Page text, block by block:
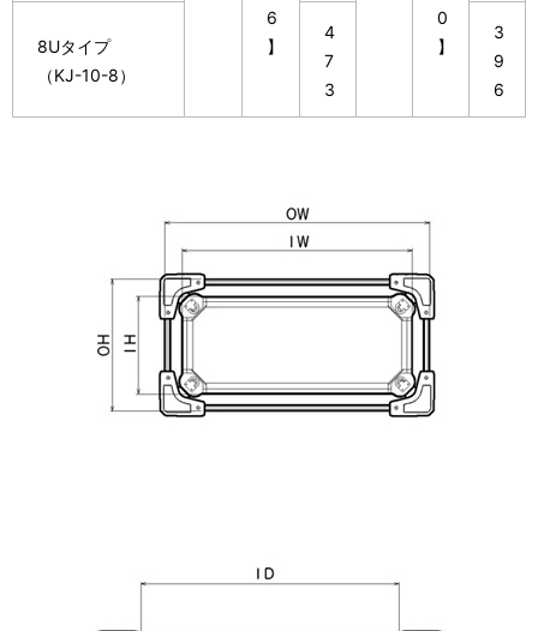
6
】
0
】
8Uタイプ
（KJ-10-8）
4
7
3
3
9
6